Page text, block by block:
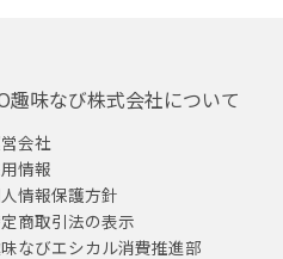
趣味なび株式会社について
会社
情報
情報保護方針
商取引法の表示
なびエシカル消費推進部